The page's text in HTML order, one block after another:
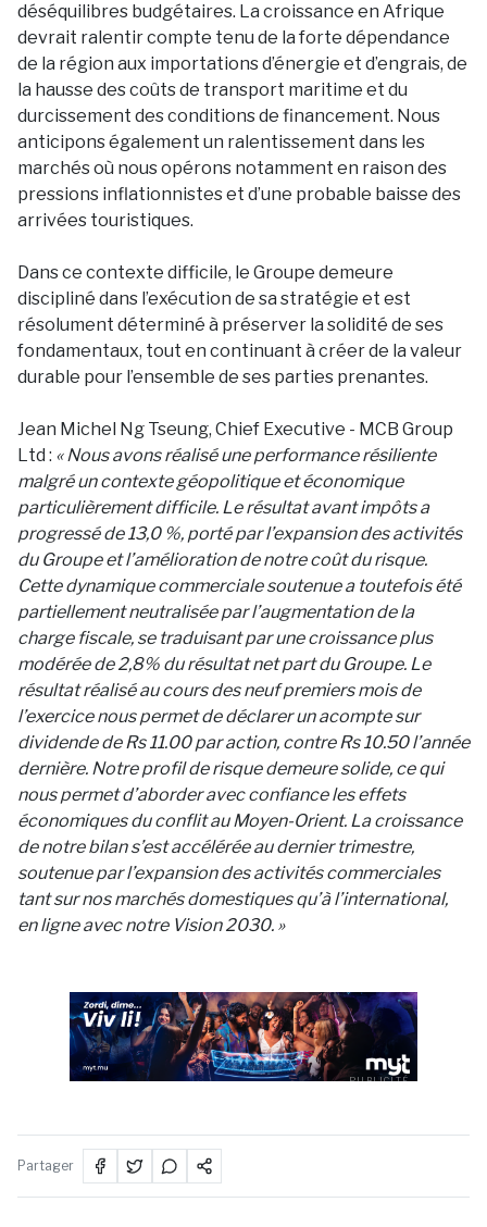
déséquilibres budgétaires. La croissance en Afrique
devrait ralentir compte tenu de la forte dépendance
de la région aux importations d’énergie et d’engrais, de
la hausse des coûts de transport maritime et du
durcissement des conditions de financement. Nous
anticipons également un ralentissement dans les
marchés où nous opérons notamment en raison des
pressions inflationnistes et d’une probable baisse des
arrivées touristiques.
Dans ce contexte difficile, le Groupe demeure
discipliné dans l’exécution de sa stratégie et est
résolument déterminé à préserver la solidité de ses
fondamentaux, tout en continuant à créer de la valeur
durable pour l’ensemble de ses parties prenantes.
Jean Michel Ng Tseung, Chief Executive - MCB Group
Ltd : « Nous avons réalisé une performance résiliente
malgré un contexte géopolitique et économique
particulièrement difficile. Le résultat avant impôts a
progressé de 13,0 %, porté par l’expansion des activités
du Groupe et l’amélioration de notre coût du risque.
Cette dynamique commerciale soutenue a toutefois été
partiellement neutralisée par l’augmentation de la
charge fiscale, se traduisant par une croissance plus
modérée de 2,8% du résultat net part du Groupe. Le
résultat réalisé au cours des neuf premiers mois de
l’exercice nous permet de déclarer un acompte sur
dividende de Rs 11.00 par action, contre Rs 10.50 l’année
dernière. Notre profil de risque demeure solide, ce qui
nous permet d’aborder avec confiance les effets
économiques du conflit au Moyen-Orient. La croissance
de notre bilan s’est accélérée au dernier trimestre,
soutenue par l’expansion des activités commerciales
tant sur nos marchés domestiques qu’à l’international,
en ligne avec notre Vision 2030. »
PUBLICITÉ
Partager